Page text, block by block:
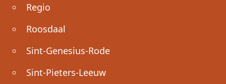
Regio
Roosdaal
Sint-Genesius-Rode
Sint-Pieters-Leeuw